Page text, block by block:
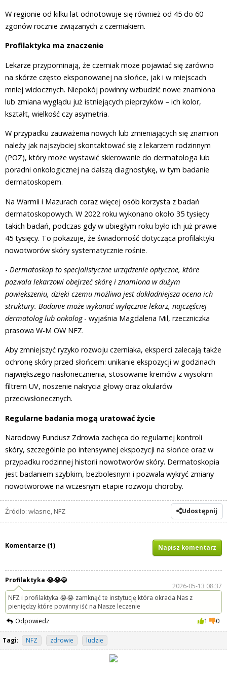
W regionie od kilku lat odnotowuje się również od 45 do 60
zgonów rocznie związanych z czerniakiem.
Profilaktyka ma znaczenie
Lekarze przypominają, że czerniak może pojawiać się zarówno
na skórze często eksponowanej na słońce, jak i w miejscach
mniej widocznych. Niepokój powinny wzbudzić nowe znamiona
lub zmiana wyglądu już istniejących pieprzyków – ich kolor,
kształt, wielkość czy asymetria.
W przypadku zauważenia nowych lub zmieniających się znamion
należy jak najszybciej skontaktować się z lekarzem rodzinnym
(POZ), który może wystawić skierowanie do dermatologa lub
poradni onkologicznej na dalszą diagnostykę, w tym badanie
dermatoskopem.
Na Warmii i Mazurach coraz więcej osób korzysta z badań
dermatoskopowych. W 2022 roku wykonano około 35 tysięcy
takich badań, podczas gdy w ubiegłym roku było ich już prawie
45 tysięcy. To pokazuje, że świadomość dotycząca profilaktyki
nowotworów skóry systematycznie rośnie.
- Dermatoskop to specjalistyczne urządzenie optyczne, które
pozwala lekarzowi obejrzeć skórę i znamiona w dużym
powiększeniu, dzięki czemu możliwa jest dokładniejsza ocena ich
struktury. Badanie może wykonać wyłącznie lekarz, najczęściej
dermatolog lub onkolog - wyjaśnia Magdalena Mil, rzeczniczka
prasowa W-M OW NFZ.
Aby zmniejszyć ryzyko rozwoju czerniaka, eksperci zalecają także
ochronę skóry przed słońcem: unikanie ekspozycji w godzinach
największego nasłonecznienia, stosowanie kremów z wysokim
filtrem UV, noszenie nakrycia głowy oraz okularów
przeciwsłonecznych.
Regularne badania mogą uratować życie
Narodowy Fundusz Zdrowia zachęca do regularnej kontroli
skóry, szczególnie po intensywnej ekspozycji na słońce oraz w
przypadku rodzinnej historii nowotworów skóry. Dermatoskopia
jest badaniem szybkim, bezbolesnym i pozwala wykryć zmiany
nowotworowe na wczesnym etapie rozwoju choroby.
Źródło: własne, NFZ Udostępnij
Komentarze (1) Napisz komentarz
Profilaktyka 😭😭😃
2026-05-13 08:37
NFZ i profilaktyka 😭😭 zamknąć te instytucję która okrada Nas z
pieniędzy które powinny iść na Nasze leczenie
Odpowiedz
1 0
Tagi: NFZ zdrowie ludzie